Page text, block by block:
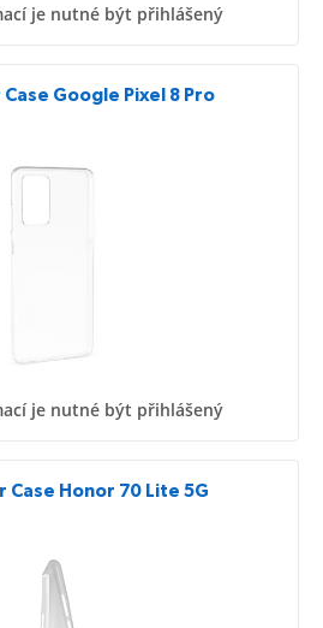
je nutné být přihlášený
Google Pixel 8 Pro
je nutné být přihlášený
Case Honor 70 Lite 5G